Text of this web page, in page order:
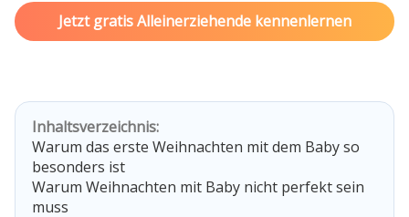
Jetzt gratis Alleinerziehende kennenlernen
Inhaltsverzeichnis:
Warum das erste Weihnachten mit dem Baby so
besonders ist
Warum Weihnachten mit Baby nicht perfekt sein
muss